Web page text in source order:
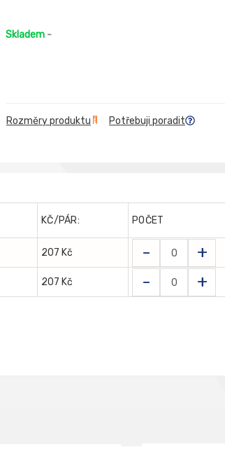
Skladem -
Rozměry produktu Potřebuji poradit
KČ/PÁR: POČET
207 Kč - +
207 Kč - +